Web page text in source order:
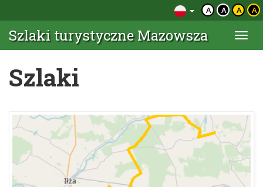
A A A A
Szlaki turystyczne Mazowsza
Szlaki